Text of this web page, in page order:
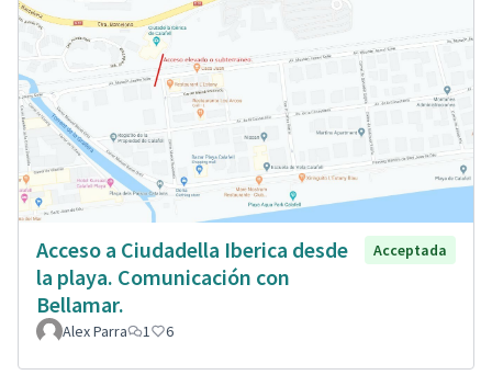
Acceso a Ciudadella Iberica desde
la playa. Comunicación con
Bellamar.
Acceptada
Alex Parra 1 6